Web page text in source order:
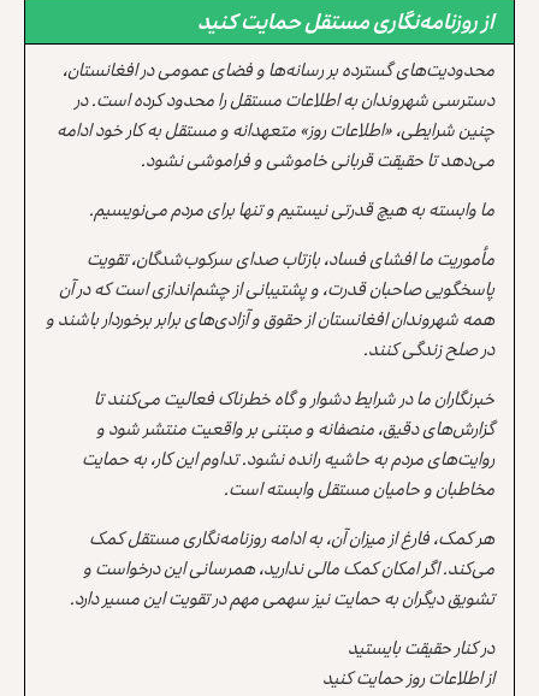
از روزنامه‌نگاری مستقل حمایت کنید
محدودیت‌های گسترده بر رسانه‌ها و فضای عمومی در افغانستان،
دسترسی شهروندان به اطلاعات مستقل را محدود کرده است. در
چنین شرایطی، «اطلاعات روز» متعهدانه و مستقل به کار خود ادامه
می‌دهد تا حقیقت قربانی خاموشی و فراموشی نشود.
ما وابسته به هیچ قدرتی نیستیم و تنها برای مردم می‌نویسیم.
مأموریت ما افشای فساد، بازتاب صدای سرکوب‌شدگان، تقویت
پاسخگویی صاحبان قدرت، و پشتیبانی از چشم‌اندازی است که در آن
همه شهروندان افغانستان از حقوق و آزادی‌های برابر برخوردار باشند و
در صلح زندگی کنند.
خبرنگاران ما در شرایط دشوار و گاه خطرناک فعالیت می‌کنند تا
گزارش‌های دقیق، منصفانه و مبتنی بر واقعیت منتشر شود و
روایت‌های مردم به حاشیه رانده نشود. تداوم این کار، به حمایت
مخاطبان و حامیان مستقل وابسته است.
هر کمک، فارغ از میزان آن، به ادامه روزنامه‌نگاری مستقل کمک
می‌کند. اگر امکان کمک مالی ندارید، همرسانی این درخواست و
تشویق دیگران به حمایت نیز سهمی مهم در تقویت این مسیر دارد.
در کنار حقیقت بایستید
از اطلاعات روز حمایت کنید